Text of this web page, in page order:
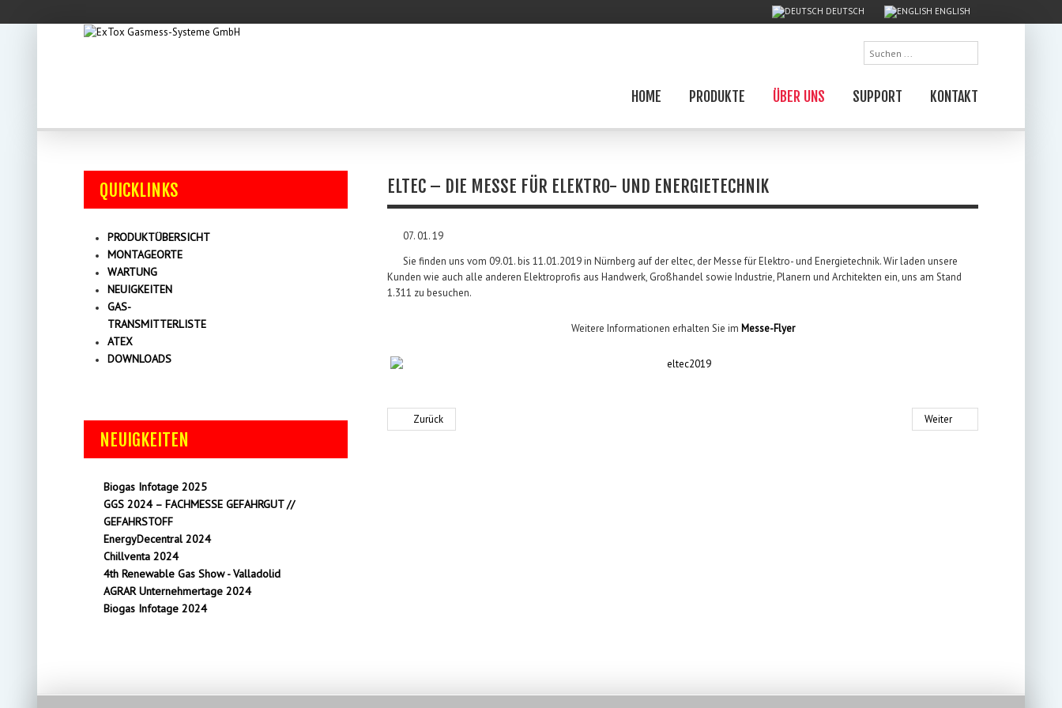
DEUTSCH ENGLISH
Suchen
...
HOME PRODUKTE ÜBER UNS SUPPORT KONTAKT
QUICKLINKS
PRODUKTÜBERSICHT
MONTAGEORTE
WARTUNG
NEUIGKEITEN
GAS-
TRANSMITTERLISTE
ATEX
DOWNLOADS
NEUIGKEITEN
Biogas Infotage 2025
GGS 2024 – FACHMESSE GEFAHRGUT //
GEFAHRSTOFF
EnergyDecentral 2024
Chillventa 2024
4th Renewable Gas Show - Valladolid
AGRAR Unternehmertage 2024
Biogas Infotage 2024
ELTEC – DIE MESSE FÜR ELEKTRO- UND ENERGIETECHNIK
07. 01. 19
Sie finden uns vom 09.01. bis 11.01.2019 in Nürnberg auf der eltec, der Messe für Elektro- und Energietechnik. Wir laden unsere
Kunden wie auch alle anderen Elektroprofis aus Handwerk, Großhandel sowie Industrie, Planern und Architekten ein, uns am Stand
1.311 zu besuchen.
Weitere Informationen erhalten Sie im Messe-Flyer
Zurück Weiter